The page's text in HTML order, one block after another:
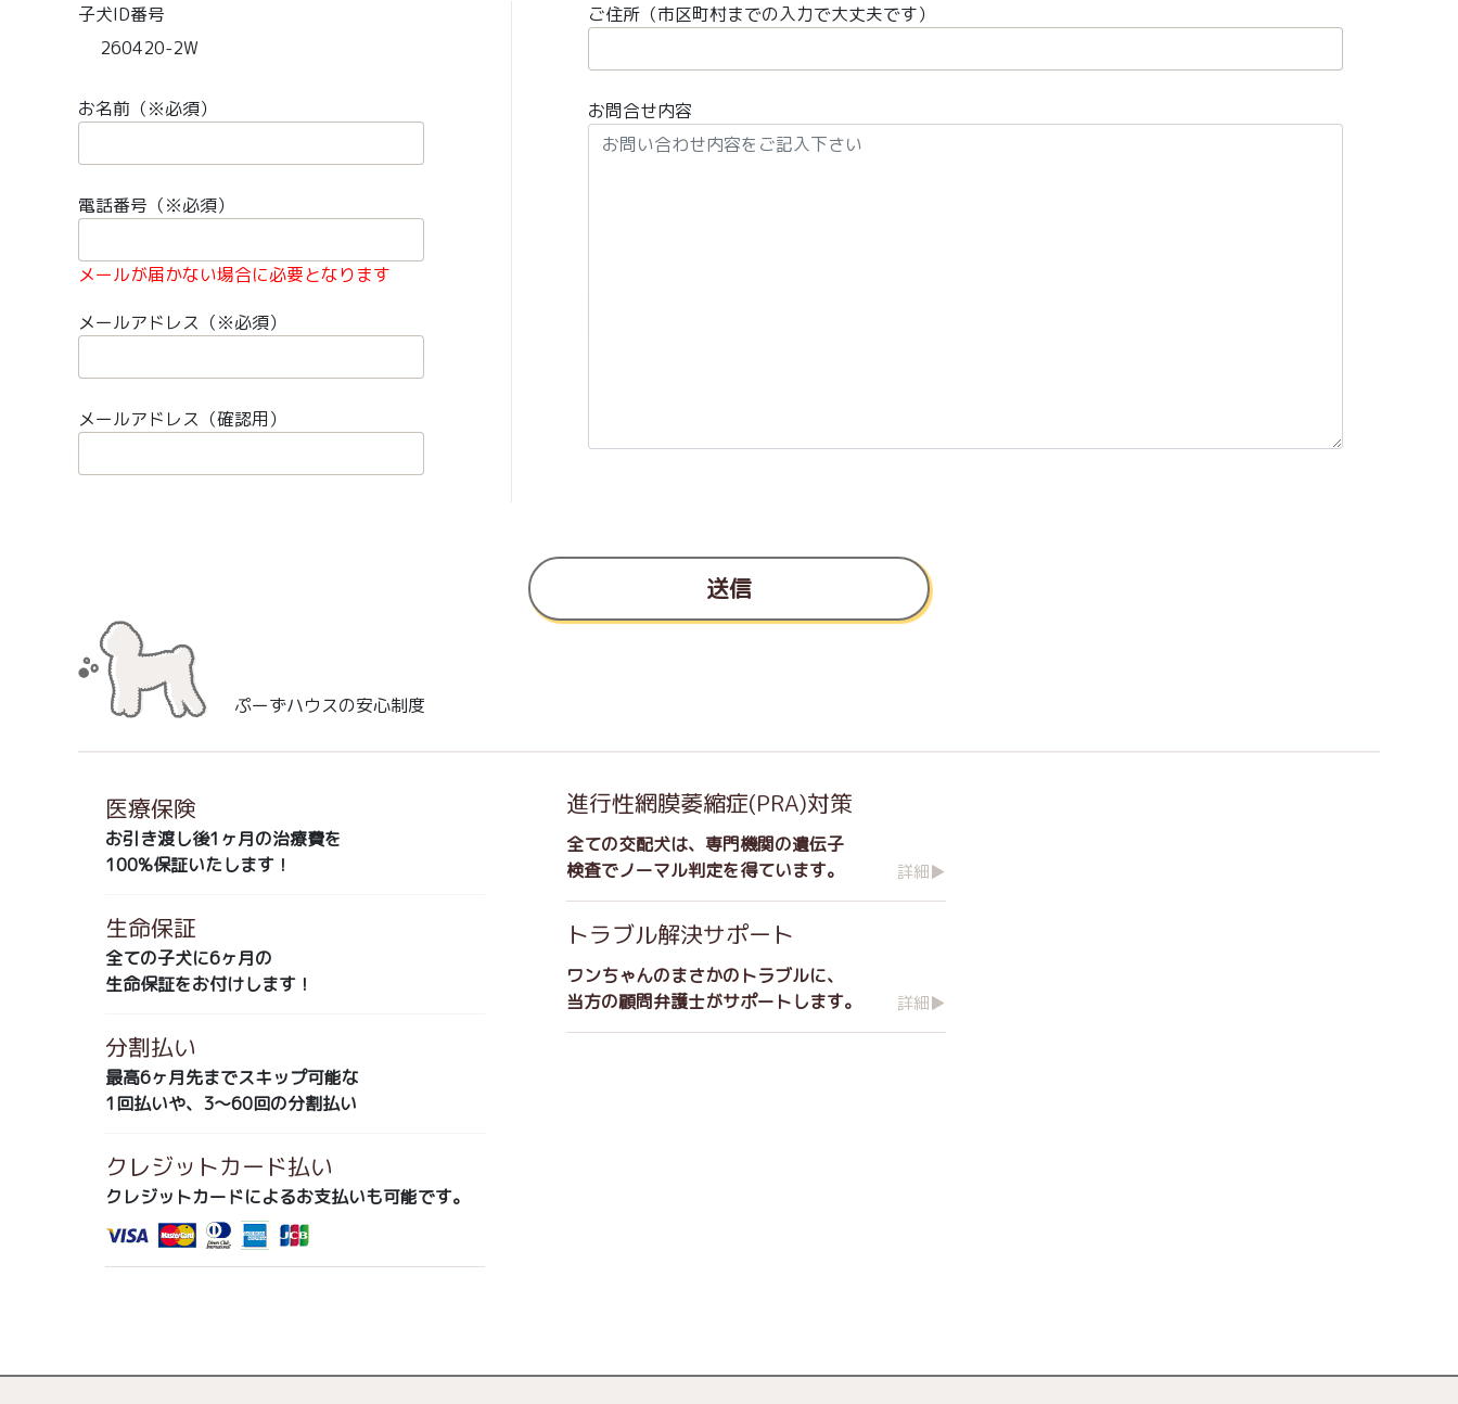
子犬ID番号
260420-2W
お名前（※必須）
電話番号（※必須）
メールが届かない場合に必要となります
メールアドレス（※必須）
メールアドレス（確認用）
ご住所（市区町村までの入力で大丈夫です）
お問合せ内容
送信
ぷーずハウスの安心制度
医療保険
お引き渡し後1ヶ月の治療費を
100%保証いたします！
生命保証
全ての子犬に6ヶ月の
生命保証をお付けします！
分割払い
最高6ヶ月先までスキップ可能な
1回払いや、3～60回の分割払い
クレジットカード払い
クレジットカードによるお支払いも可能です。
進行性網膜萎縮症(PRA)対策
全ての交配犬は、専門機関の遺伝子
検査でノーマル判定を得ています。
詳細▶
トラブル解決サポート
ワンちゃんのまさかのトラブルに、
当方の顧問弁護士がサポートします。 詳細▶